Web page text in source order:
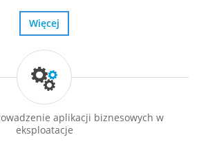
Więcej
aplikacji biznesowych w
eksploatacje